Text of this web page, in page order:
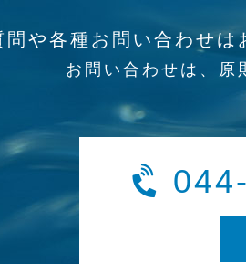
問や各種お問い合わせは
お問い合わせは、原